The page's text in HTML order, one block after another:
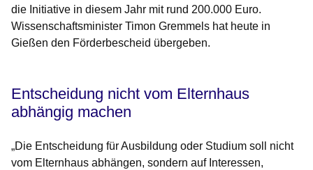
die Initiative in diesem Jahr mit rund 200.000 Euro.
Wissenschaftsminister Timon Gremmels hat heute in
Gießen den Förderbescheid übergeben.
Entscheidung nicht vom Elternhaus
abhängig machen
„Die Entscheidung für Ausbildung oder Studium soll nicht
vom Elternhaus abhängen, sondern auf Interessen,